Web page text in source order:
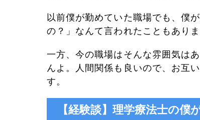
以前僕が勤めていた職場でも、僕
の？」なんて言われたこともあり
一方、今の職場はそんな雰囲気は
んよ。人間関係も良いので、お互
す。
【経験談】理学療法士の僕